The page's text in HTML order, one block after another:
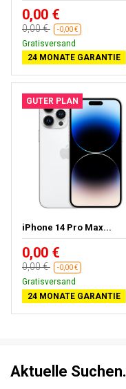
0,00 €
0,00 € -0,00 €
Gratisversand
24 MONATE GARANTIE
GUTER PLAN
iPhone 14 Pro Max...
0,00 €
0,00 € -0,00 €
Gratisversand
24 MONATE GARANTIE
Aktuelle Suchen.